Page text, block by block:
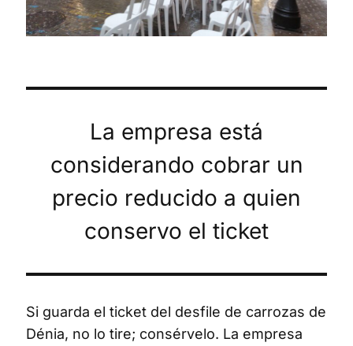
La empresa está
considerando cobrar un
precio reducido a quien
conservo el ticket
Si guarda el ticket del desfile de carrozas de
Dénia, no lo tire; consérvelo. La empresa